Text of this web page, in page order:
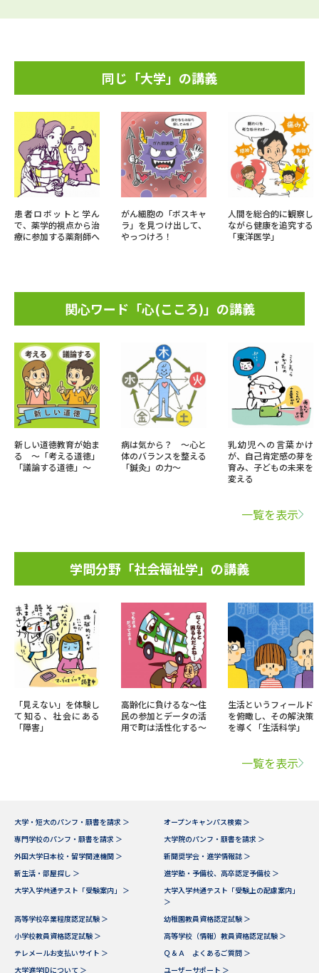
同じ「大学」の講義
患者ロボットと学ん
で、薬学的視点から治
療に参加する薬剤師へ
がん細胞の「ボスキャ
ラ」を見つけ出して、
やっつけろ！
人間を総合的に観察し
ながら健康を追究する
「東洋医学」
関心ワード「心(こころ)」の講義
新しい道徳教育が始ま
る ～「考える道徳」
「議論する道徳」～
病は気から？ ～心と
体のバランスを整える
「鍼灸」の力～
乳幼児への言葉かけ
が、自己肯定感の芽を
育み、子どもの未来を
変える
一覧を表示
学問分野「社会福祉学」の講義
「見えない」を体験し
て知る、社会にある
「障害」
高齢化に負けるな～住
民の参加とデータの活
用で町は活性化する～
生活というフィールド
を俯瞰し、その解決策
を導く「生活科学」
一覧を表示
大学・短大のパンフ・願書を請求 ＞
オープンキャンパス検索 ＞
専門学校のパンフ・願書を請求 ＞
大学院のパンフ・願書を請求 ＞
外国大学日本校・留学関連機関 ＞
新聞奨学会・進学情報誌 ＞
新生活・部屋探し ＞
進学塾・予備校、高卒認定予備校 ＞
大学入学共通テスト「受験案内」 ＞
大学入学共通テスト「受験上の配慮案内」
＞
高等学校卒業程度認定試験 ＞
幼稚園教員資格認定試験 ＞
小学校教員資格認定試験 ＞
高等学校（情報）教員資格認定試験 ＞
テレメールお支払いサイト ＞
Ｑ＆Ａ よくあるご質問 ＞
大学進学IDについて ＞
ユーザーサポート ＞